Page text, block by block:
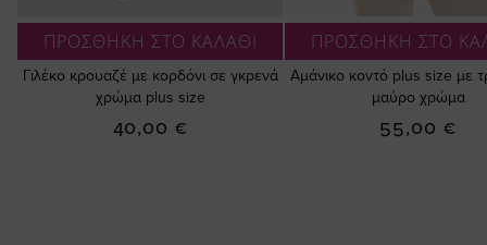
ΠΡΟΣΘΗΚΗ ΣΤΟ ΚΑΛΑΘΙ
Γιλέκο κρουαζέ με κορδόνι σε γκρενά
χρώμα plus size
40,00 €
ΠΡΟΣΘΗΚΗ ΣΤΟ
Αμάνικο κοντό plus size με
μαύρο χρώμα
55,00 €